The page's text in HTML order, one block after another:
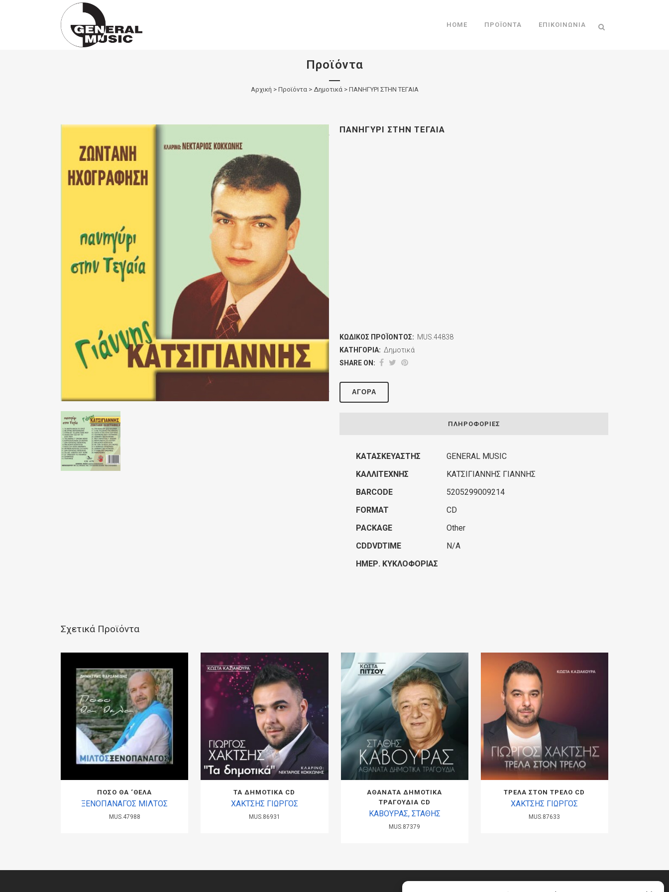
Products
HOME ΠΡΟΪΌΝΤΑ ΕΠΙΚΟΙΝΩΝΊΑ
Προϊόντα
Αρχική > Προϊόντα> Δημοτικά> ΠΑΝΗΓΥΡΙ ΣΤΗΝ ΤΕΓΑΙΑ
ΠΑΝΗΓΥΡΙ ΣΤΗΝ ΤΕΓΑΙΑ
ΚΩΔΙΚΌΣ ΠΡΟΪΌΝΤΟΣ: MUS.44838
ΚΑΤΗΓΟΡΊΑ: Δημοτικά
SHARE ON:
ΑΓΟΡΆ
ΠΛΗΡΟΦΟΡΊΕΣ
ΚΑΤΑΣΚΕΥΑΣΤΉΣ
GENERAL MUSIC
ΚΑΛΛΙΤΈΧΝΗΣ
ΚΑΤΣΙΓΙΑΝΝΗΣ ΓΙΑΝΝΗΣ
BARCODE
5205299009214
FORMAT
CD
PACKAGE
Other
CDDVDTIME
N/A
ΗΜΕΡ. ΚΥΚΛΟΦΟΡΊΑΣ
Σχετικά Προϊόντα
ΠΟΣΟ ΘΑ ‘ΘΕΛΑ
ΞΕΝΟΠΑΝΑΓΟΣ ΜΙΛΤΟΣ
MUS.47988
ΤΑ ΔΗΜΟΤΙΚΑ CD
ΧΑΚΤΣΗΣ ΓΙΩΡΓΟΣ
MUS.86931
ΑΘΑΝΑΤΑ ΔΗΜΟΤΙΚΑ
ΤΡΑΓΟΥΔΙΑ CD
ΚΑΒΟΥΡΑΣ, ΣΤΑΘΗΣ
MUS.87379
ΤΡΕΛΑ ΣΤΟΝ ΤΡΕΛΟ CD
ΧΑΚΤΣΗΣ ΓΙΩΡΓΟΣ
MUS.87633